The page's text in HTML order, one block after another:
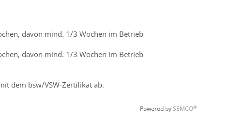
davon mind. 1/3 Wochen im Betrieb
davon mind. 1/3 Wochen im Betrieb
dem bsw/VSW-Zertifikat ab.
Powered bySEMCO®